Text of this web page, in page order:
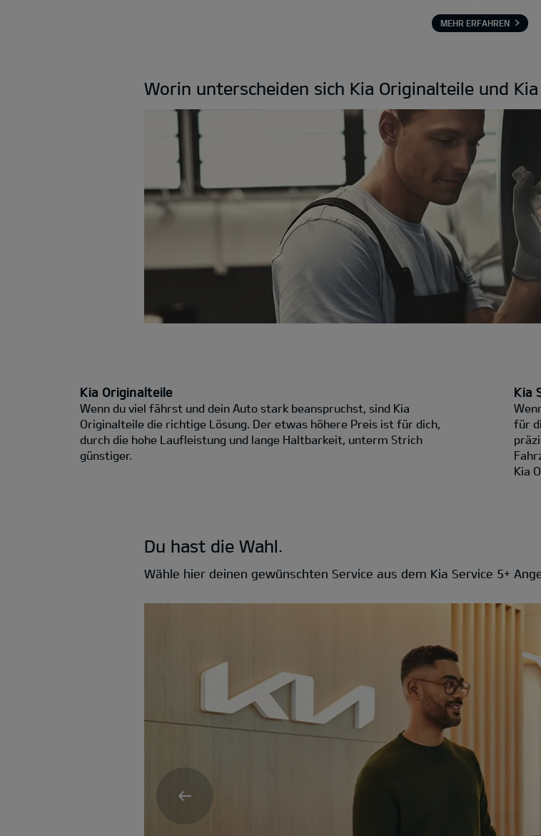
MEHR ERFAHREN
Worin unterscheiden sich Kia Originalteile und
Kia Originalteile
Wenn du viel fährst und dein Auto stark beanspruchst, sind Kia
Originalteile die richtige Lösung. Der etwas höhere Preis ist für dich,
durch die hohe Laufleistung und lange Haltbarkeit, unterm Strich
günstiger.
Kia
für
Kia
Du hast die Wahl.
Wähle hier deinen gewünschten Service aus dem Kia Service 5+